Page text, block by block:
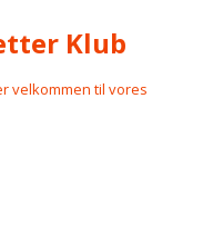
Klub
velkommen til vores